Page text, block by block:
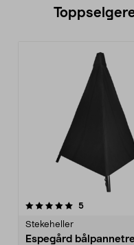
5anmeldelser
Stekeheller
Espegård
5.0 av 5 stjerner